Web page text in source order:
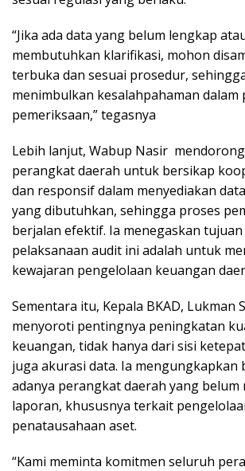
“Jika ada data yang belum lengkap
membutuhkan klarifikasi, mohon
terbuka dan sesuai prosedur,
menimbulkan kesalahpahaman dalam
pemeriksaan,” tegasnya
Lebih lanjut, Wabup Nasir
perangkat daerah untuk bersikap
dan responsif dalam menyediakan
yang dibutuhkan, sehingga proses
berjalan efektif. Ia menegaskan
pelaksanaan audit ini adalah untuk
kewajaran pengelolaan keuangan
Sementara itu, Kepala BKAD, Lukman
menyoroti pentingnya peningkatan
keuangan, tidak hanya dari sisi
juga akurasi data. Ia mengungkapkan
adanya perangkat daerah yang belum
laporan, khususnya terkait
penatausahaan aset.
“Kami meminta komitmen seluruh